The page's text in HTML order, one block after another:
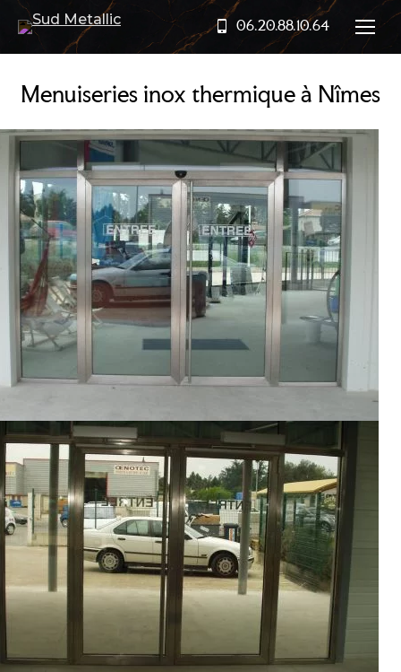
06.20.88.10.64
Menuiseries inox thermique à Nîmes